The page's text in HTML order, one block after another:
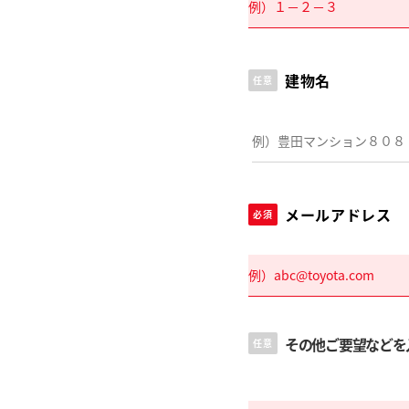
任意 建物名
必須 メールアドレス
任意 その他ご要望など